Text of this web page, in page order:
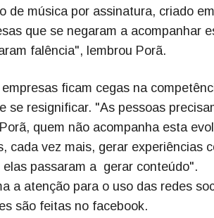
de música por assinatura, criado
que se negaram a acompanhar
falência", lembrou Porã.
ficam cegas na
se resignificar. "As pessoas
quem não acompanha esta
cada vez mais, gerar experiências
passaram a gerar conteúdo".
a atenção para o uso das redes
são feitas no facebook.